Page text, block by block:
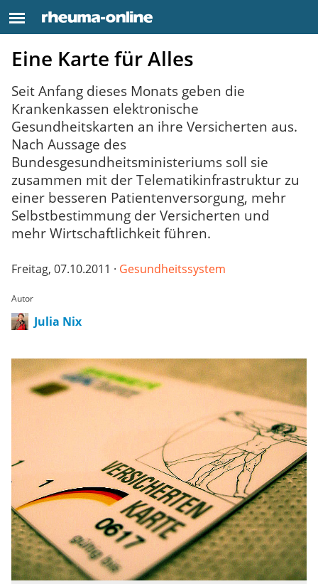
Eine Karte für Alles
Seit Anfang dieses Monats geben die
Krankenkassen elektronische
Gesundheitskarten an ihre Versicherten aus.
Nach Aussage des
Bundesgesundheitsministeriums soll sie
zusammen mit der Telematikinfrastruktur zu
einer besseren Patientenversorgung, mehr
Selbstbestimmung der Versicherten und
mehr Wirtschaftlichkeit führen.
Freitag, 07.10.2011 · Gesundheitssystem
Autor
Julia Nix